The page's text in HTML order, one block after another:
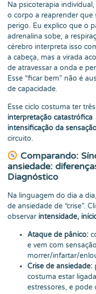
Na psicoterapia
o corpo a reaprender que
perigo. Eu explico que o
adrenalina sobe, a
cérebro interpreta isso
a cabeça, mas a virada
de atravessar a onda e
Esse “ficar bem” não é
de capacidade.
Esse ciclo costuma ter
interpretação
intensificação da
circuito.
Comparando:
ansiedade:
Diagnóstico
Na linguagem do dia a
de ansiedade de “crise”.
observar intensidade,
Ataque de pânico:
e vem com
morrer/infartar/
Crise de ansiedade:
costuma estar
estressores, e pode